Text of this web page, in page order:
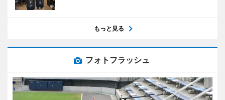
もっと見る
フォトフラッシュ